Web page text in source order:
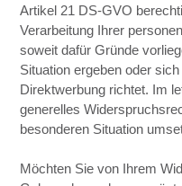
Artikel 21 DS-GVO
Verarbeitung Ihrer
soweit dafür Gründe
Situation ergeben oder
Direktwerbung richtet. Im
generelles
besonderen Situation
Möchten Sie von Ihrem